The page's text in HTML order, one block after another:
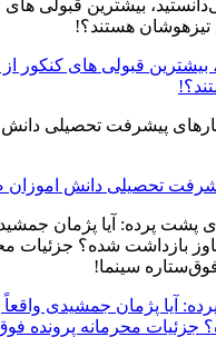
بیشترین قبولی های کنکور
تحصیلی دانش
آیا پژمان جمشیدی واقعاً
جزئیات محرمانه پرونده